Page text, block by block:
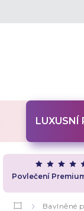
LUXUSNÍ
Povlečení
Bavlněné